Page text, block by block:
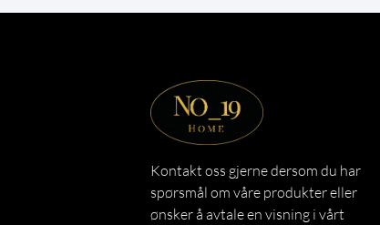
Kontakt oss gjerne dersom du har
spørsmål om våre produkter eller
ønsker å avtale en visning i vårt